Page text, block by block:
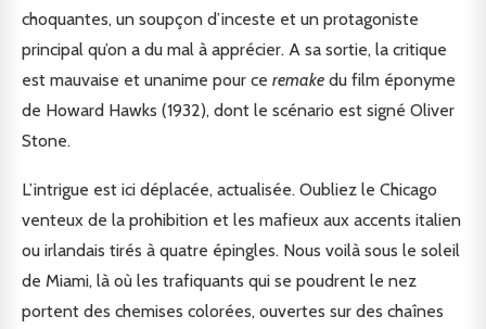
choquantes, un soupçon d’inceste et un protagoniste
principal qu’on a du mal à apprécier. A sa sortie, la critique
est mauvaise et unanime pour ce remake du film éponyme
de Howard Hawks (1932), dont le scénario est signé Oliver
Stone.
L’intrigue est ici déplacée, actualisée. Oubliez le Chicago
venteux de la prohibition et les mafieux aux accents italien
ou irlandais tirés à quatre épingles. Nous voilà sous le soleil
de Miami, là où les trafiquants qui se poudrent le nez
portent des chemises colorées, ouvertes sur des chaînes